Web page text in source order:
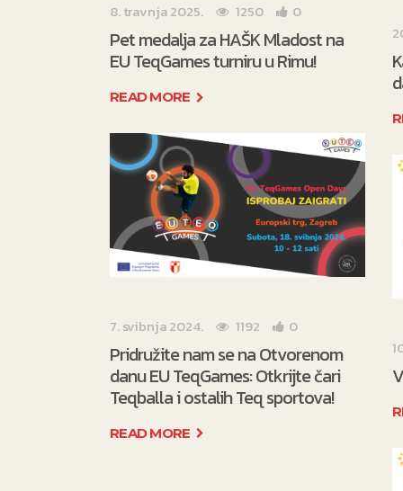
8. travnja 2025. 1250 0
Pet medalja za HAŠK Mladost na
EU TeqGames turniru u Rimu!
READ MORE
7. svibnja 2024. 1192 0
Pridružite nam se na Otvorenom
danu EU TeqGames: Otkrijte čari
Teqballa i ostalih Teq sportova!
READ MORE